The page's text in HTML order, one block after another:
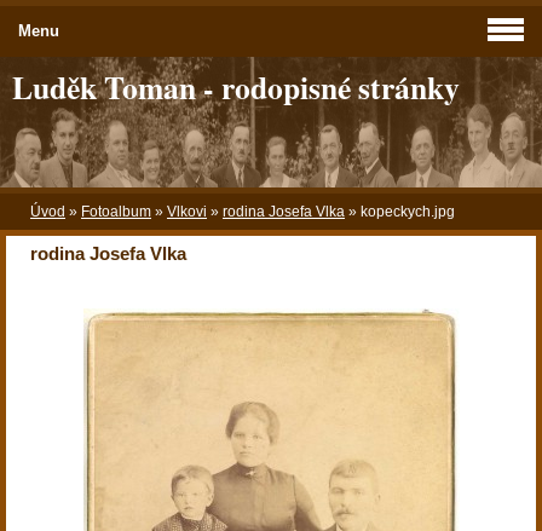
Luděk Toman - rodopisné stránky
Úvod » Fotoalbum » Vlkovi » rodina Josefa Vlka » kopeckych.jpg
rodina Josefa Vlka
Menu